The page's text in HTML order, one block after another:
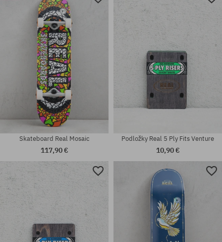
Dostupné veľkosti:
Dostupné veľkosti:
Dostupné veľkosti:
8.25
Dostupné veľkosti:
Skateboard Real Mosaic
117,90 €
Podložky Real 5 Ply Fits Venture
10,90 €